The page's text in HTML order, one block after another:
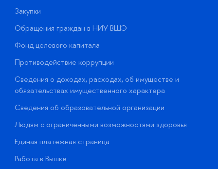
Закупки
Обращения граждан в НИУ ВШЭ
Фонд целевого капитала
Противодействие коррупции
Сведения о доходах, расходах, об имуществе и
обязательствах имущественного характера
Сведения об образовательной организации
Людям с ограниченными возможностями здоровья
Единая платежная страница
Работа в Вышке